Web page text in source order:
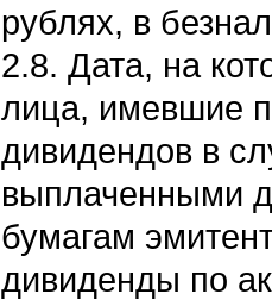
рублях, в
2.8. Дата, на
лица, имевшие
дивидендов в
выплаченными
бумагам
дивиденды по